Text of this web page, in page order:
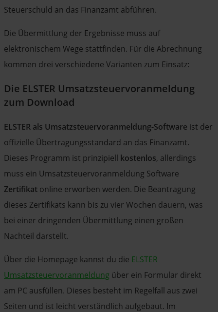
Steuerschuld an das Finanzamt abführen.
Die Übermittlung der Ergebnisse muss auf
elektronischem Wege stattfinden. Für die Abrechnung
kommen drei verschiedene Varianten zum Einsatz:
Die ELSTER Umsatzsteuervoranmeldung
zum Download
ELSTER als Umsatzsteuervoranmeldung-Software ist der
offizielle Übertragungsstandard an das Finanzamt.
Dieses Programm ist prinzipiell kostenlos, allerdings
muss ein Umsatzsteuervoranmeldung Software
Zertifikat online erworben werden. Die Beantragung
dieses Zertifikats kann bis zu vier Wochen dauern, was
bei einer dringenden Übermittlung einen großen
Nachteil darstellt.
Über die Homepage kannst du die ELSTER
Umsatzsteuervoranmeldung über ein Formular direkt
am PC ausfüllen. Dieses besteht im Regelfall aus zwei
Seiten und ist leicht verständlich aufgebaut. Im